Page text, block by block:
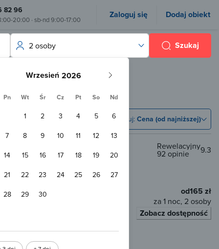
82 96
20:00 · sb-nd 9:00-17:00 Zaloguj się Dodaj obiekt
Wrzesień
Pn Wt Śr Cz Pt So Nd
1 2 3 4 5
6
7
8 9 10 11 12
13
14
15 16 17 18 19
20
21
22 23 24 25 26
27
28
29 30
2 osoby Szukaj
Sortuj: Cena (od najniższej)
9.3
Rewelacyjny
92 opinie
WiFi
od165 zł
za 1 noc, 2 osoby
Zobacz dostępność
Kudowy Zdrój
centrum